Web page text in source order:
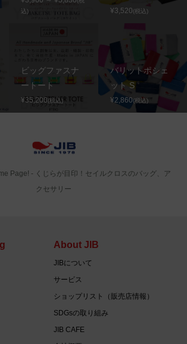
込)
¥3,520(税込)
ビッグファスナ
ートート
¥35,200(税込)
バリットポシェ
ット S
¥2,860(税込)
Page! ‐ くじらが目印！セイルクロスのバッグ、ア
クセサリー
About JIB
JIBについて
サービス
ショップリスト（販売店情報）
SDGsの取り組み
JIB CAFE